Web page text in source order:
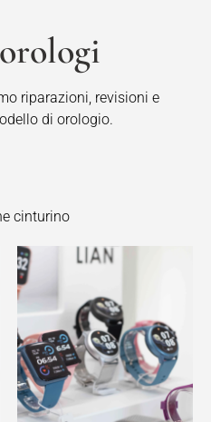
riparazioni, revisioni e
di orologio.
cinturino